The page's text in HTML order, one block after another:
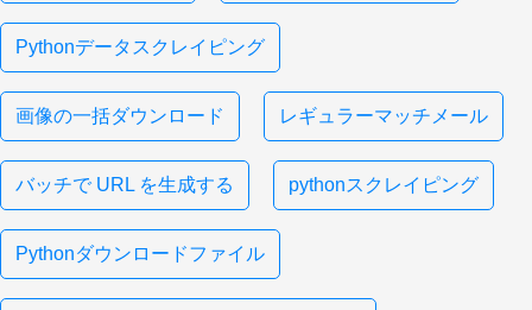
Pythonデータスクレイピング
画像の一括ダウンロード レギュラーマッチメール
バッチで URL を生成する pythonスクレイピング
Pythonダウンロードファイル